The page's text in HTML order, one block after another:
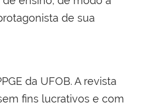
de sua
da UFOB. A revista
fins lucrativos e com